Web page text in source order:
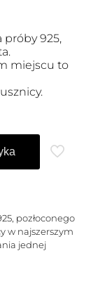
próby 925,
miejscu to
pozłoconego
w najszerszym
jednej